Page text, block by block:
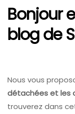
Bonjour
blog de
Nous vous
détachées et les
trouverez dans